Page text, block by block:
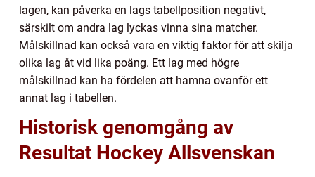
lagen, kan påverka en lags tabellposition negativt,
särskilt om andra lag lyckas vinna sina matcher.
Målskillnad kan också vara en viktig faktor för att skilja
olika lag åt vid lika poäng. Ett lag med högre
målskillnad kan ha fördelen att hamna ovanför ett
annat lag i tabellen.
Historisk genomgång av
Resultat Hockey Allsvenskan